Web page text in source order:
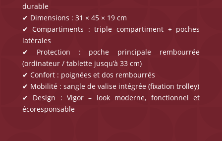
durable
✔ Dimensions : 31 × 45 × 19 cm
✔ Compartiments : triple compartiment + poches
latérales
✔ Protection : poche principale rembourrée
(ordinateur / tablette jusqu’à 33 cm)
✔ Confort : poignées et dos rembourrés
✔ Mobilité : sangle de valise intégrée (fixation trolley)
✔ Design : Vigor – look moderne, fonctionnel et
écoresponsable